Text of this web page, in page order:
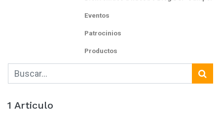
Eventos
Patrocinios
Productos
1 Articulo